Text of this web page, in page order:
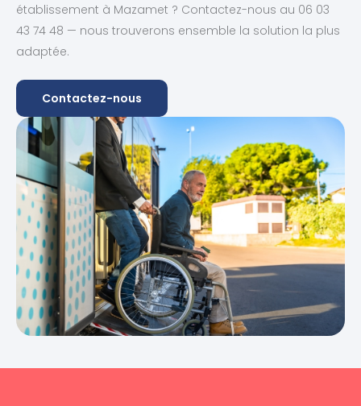
établissement à Mazamet ? Contactez-nous au 06 03
43 74 48 — nous trouverons ensemble la solution la plus
adaptée.
Contactez-nous